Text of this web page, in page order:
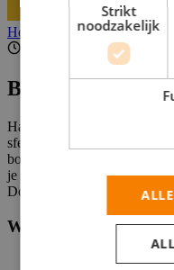
Helaas, deze vacature is niet
1 - 10 uur per week
Beschrijving
Hallo kassamedewerker!
sfeer bij de kassa: gezellige
boodschappentassen.
je dat alles op rolletjes
Doe je mee?
Wie ben jij?
Je bent 16 jaar of
Strikt
noodzakelijk